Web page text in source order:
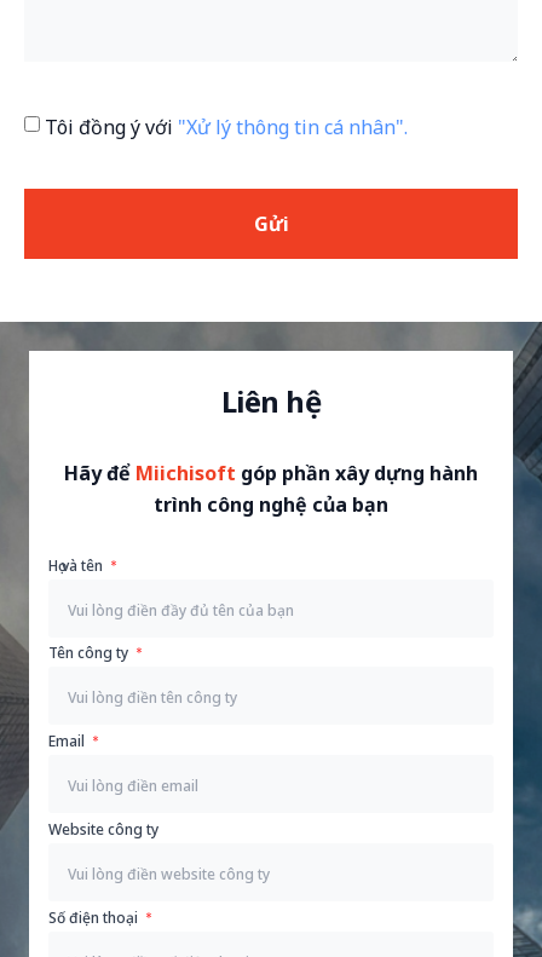
Tôi đồng ý với "Xử lý thông tin cá nhân".
Gửi
Liên hệ
Hãy để Miichisoft góp phần xây dựng hành
trình công nghệ của bạn
Họ và tên
Tên công ty
Email
Website công ty
Số điện thoại